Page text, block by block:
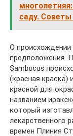
саду.
О происхождении
предположения.
Sambucus
(красная краска)
красной для
названием
который
лекарственного
времен Плиния